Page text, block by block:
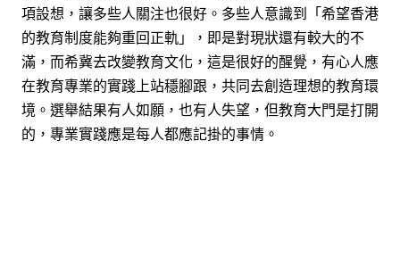
項設想，讓多些人關注也很好。多些人意識到「希望香港
的教育制度能夠重回正軌」，即是對現狀還有較大的不
滿，而希冀去改變教育文化，這是很好的醒覺，有心人應
在教育專業的實踐上站穩腳跟，共同去創造理想的教育環
境。選舉結果有人如願，也有人失望，但教育大門是打開
的，專業實踐應是每人都應記掛的事情。